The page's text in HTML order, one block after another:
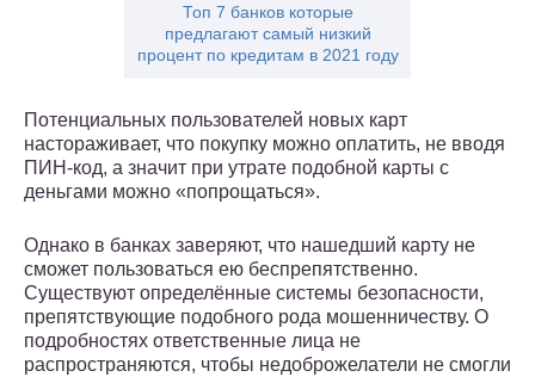
Топ 7 банков которые
предлагают самый низкий
процент по кредитам в 2021 году
Потенциальных пользователей новых карт
настораживает, что покупку можно оплатить, не вводя
ПИН-код, а значит при утрате подобной карты с
деньгами можно «попрощаться».
Однако в банках заверяют, что нашедший карту не
сможет пользоваться ею беспрепятственно.
Существуют определённые системы безопасности,
препятствующие подобного рода мошенничеству. О
подробностях ответственные лица не
распространяются, чтобы недоброжелатели не смогли